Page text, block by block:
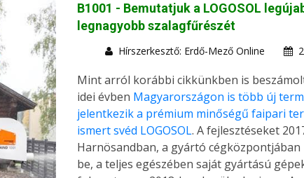
B1001 - Bemutatjuk a LOGOSOL
legnagyobb szalagfűrészét
Hírszerkesztő: Erdő-Mező Online
Mint arról korábbi cikkünkben is
idei évben Magyarországon is több új
jelentkezik a prémium minőségű faipari
ismert svéd LOGOSOL. A fejlesztéseket
Harnösandban, a gyártó
be, a teljes egészében saját gyártású